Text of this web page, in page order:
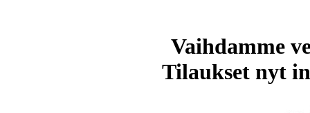
Vaihdamme
Tilaukset nyt